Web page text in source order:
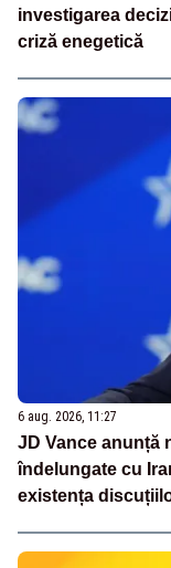
investigarea
criză enegetică
6 aug. 2026, 11:27
JD Vance anunță
îndelungate cu
existența